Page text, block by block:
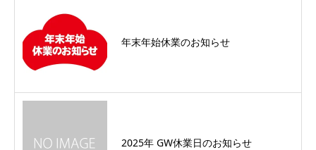
年末年始休業のお知らせ
2025年 GW休業日のお知らせ